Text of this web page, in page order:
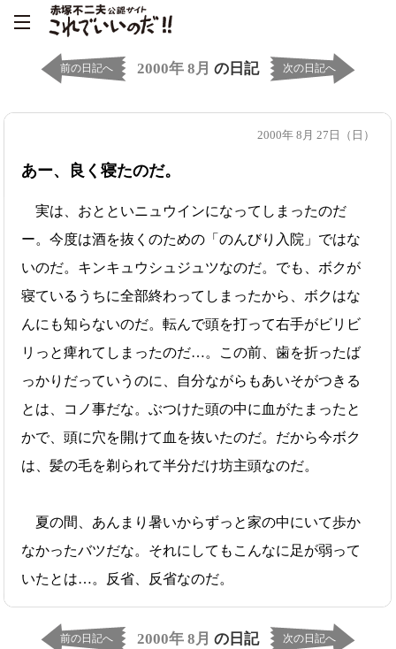
前の日記へ 2000年 8月 の日記 次の日記へ
2000年 8月 27日（日）
あー、良く寝たのだ。
実は、おとといニュウインになってしまったのだ
ー。今度は酒を抜くのための「のんびり入院」ではな
いのだ。キンキュウシュジュツなのだ。でも、ボクが
寝ているうちに全部終わってしまったから、ボクはな
んにも知らないのだ。転んで頭を打って右手がビリビ
リっと痺れてしまったのだ…。この前、歯を折ったば
っかりだっていうのに、自分ながらもあいそがつきる
とは、コノ事だな。ぶつけた頭の中に血がたまったと
かで、頭に穴を開けて血を抜いたのだ。だから今ボク
は、髪の毛を剃られて半分だけ坊主頭なのだ。
夏の間、あんまり暑いからずっと家の中にいて歩か
なかったバツだな。それにしてもこんなに足が弱って
いたとは…。反省、反省なのだ。
前の日記へ 2000年 8月 の日記 次の日記へ